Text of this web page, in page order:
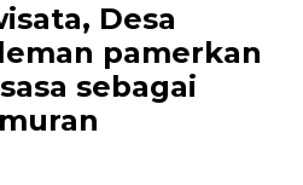
Desa
pamerkan
sebagai